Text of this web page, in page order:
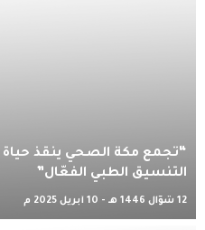
“تجمع مكة الصحي ينقذ
التنسيق الطبي الفعّال”
12 شوّال 1446 هـ - 10 أبريل 2025 م